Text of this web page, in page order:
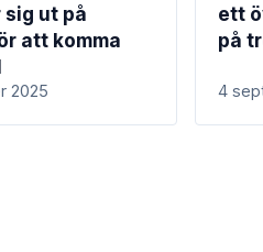
ut på
att komma
2025
ett
på
4